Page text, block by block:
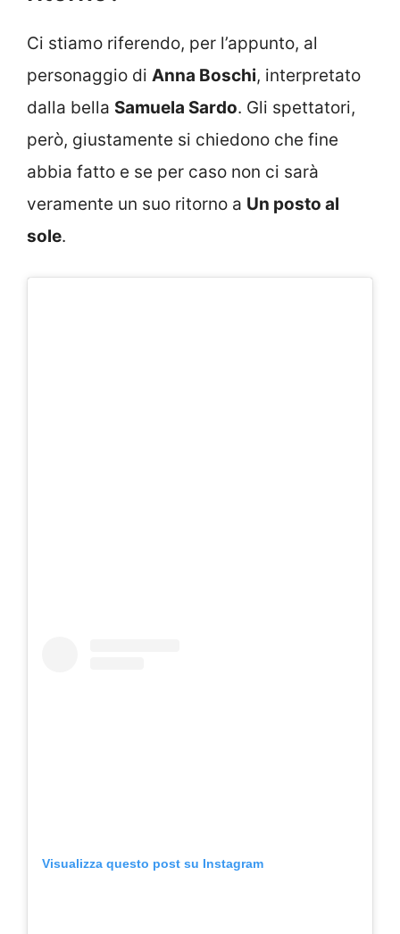
Ci stiamo riferendo, per l’appunto, al
personaggio di Anna Boschi, interpretato
dalla bella Samuela Sardo. Gli spettatori,
però, giustamente si chiedono che fine
abbia fatto e se per caso non ci sarà
veramente un suo ritorno a Un posto al
sole.
Visualizza questo post su Instagram